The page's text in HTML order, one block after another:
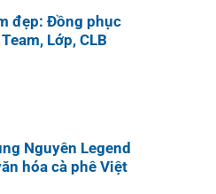
đẹp: Đồng phục
Lớp, CLB
Nguyên Legend
hóa cà phê Việt